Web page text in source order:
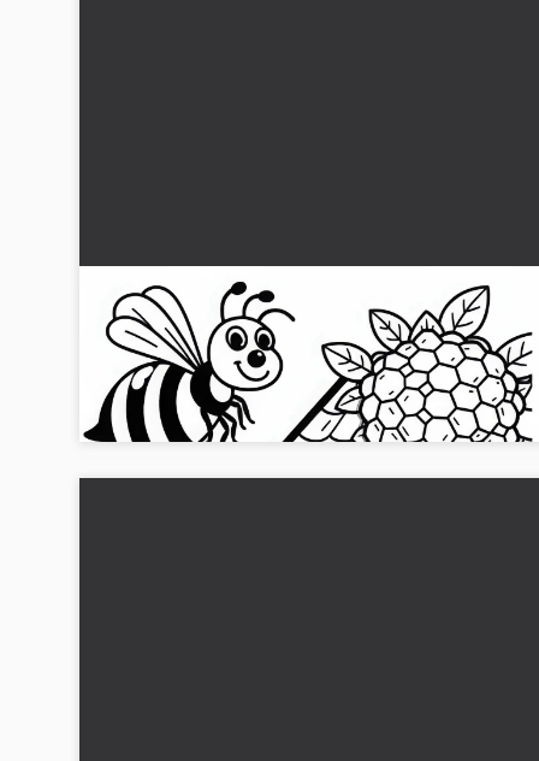
Hveps beskytter sit reder:
til download (Gratis)
Oplev verdens af hvepse med vores gratis
farvelægningsbillede. Hent det nu og vær kreativ!...